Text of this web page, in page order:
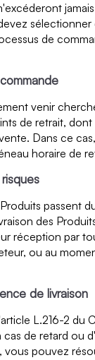
de
venir
de retrait,
Dans ce
horaire de
passent
des
réception par
ou au
de livraison
L.216-2 du
de retard ou
vous pouvez